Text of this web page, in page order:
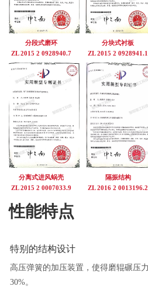
分段式磨环
ZL 2015 2 0928940.7
分块式衬板
ZL 2015 2 0928941.1
分离式进风蜗壳
ZL 2015 2 0007033.9
隔振结构
ZL 2016 2 0013196.2
性能特点
特别的结构设计
高压弹簧的加压装置，使得磨辊碾压
30%。